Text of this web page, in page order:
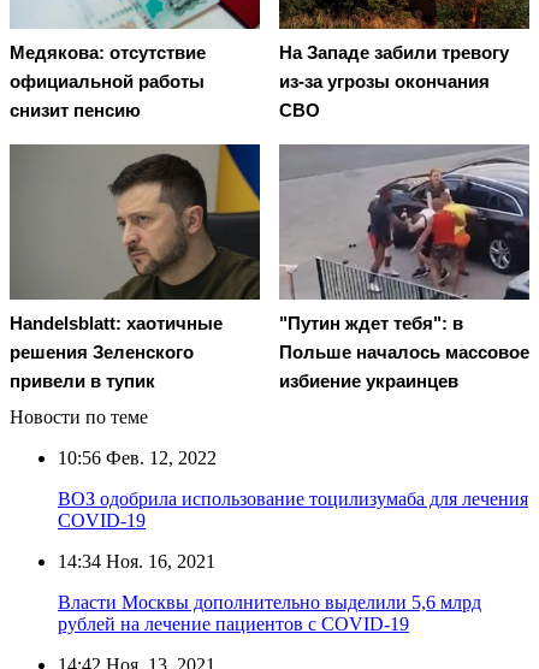
Медякова: отсутствие
официальной работы
снизит пенсию
На Западе забили тревогу
из-за угрозы окончания
СВО
Handelsblatt: хаотичные
решения Зеленского
привели в тупик
"Путин ждет тебя": в
Польше началось массовое
избиение украинцев
Новости по теме
10:56 Фев. 12, 2022
ВОЗ одобрила использование тоцилизумаба для лечения
COVID-19
14:34 Ноя. 16, 2021
Власти Москвы дополнительно выделили 5,6 млрд
рублей на лечение пациентов с COVID-19
14:42 Ноя. 13, 2021